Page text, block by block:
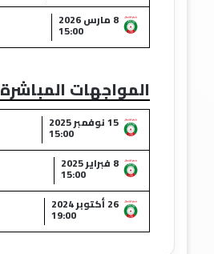
8 مارس 2026
15:00
المواجهات المباشرة
15 نوفمبر 2025
15:00
8 فبراير 2025
15:00
26 أكتوبر 2024
19:00